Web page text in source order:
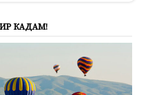
КАДАМ!